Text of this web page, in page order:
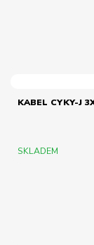
KABEL CYKY-J
SKLADEM